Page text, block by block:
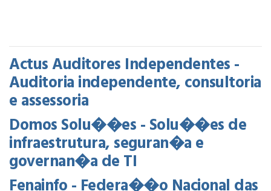
Actus Auditores Independentes -
Auditoria independente, consultoria
e assessoria
Domos Solu��es - Solu��es de
infraestrutura, seguran�a e
governan�a de TI